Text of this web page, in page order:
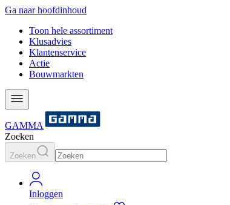
Ga naar hoofdinhoud
Toon hele assortiment
Klusadvies
Klantenservice
Actie
Bouwmarkten
GAMMA
Zoeken
Zoeken
Inloggen